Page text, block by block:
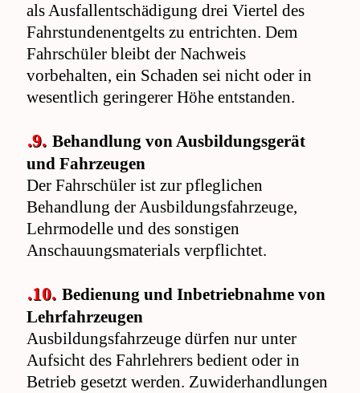
als Ausfallentschädigung drei Viertel des
Fahrstundenentgelts zu entrichten. Dem
Fahrschüler bleibt der Nachweis
vorbehalten, ein Schaden sei nicht oder in
wesentlich geringerer Höhe entstanden.
.9. Behandlung von Ausbildungsgerät
und Fahrzeugen
Der Fahrschüler ist zur pfleglichen
Behandlung der Ausbildungsfahrzeuge,
Lehrmodelle und des sonstigen
Anschauungsmaterials verpflichtet.
.10. Bedienung und Inbetriebnahme von
Lehrfahrzeugen
Ausbildungsfahrzeuge dürfen nur unter
Aufsicht des Fahrlehrers bedient oder in
Betrieb gesetzt werden. Zuwiderhandlungen